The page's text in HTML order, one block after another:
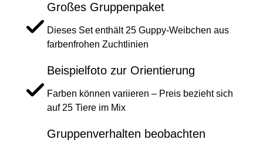
Großes Gruppenpaket
Dieses Set enthält 25 Guppy-Weibchen aus
farbenfrohen Zuchtlinien
Beispielfoto zur Orientierung
Farben können variieren – Preis bezieht sich
auf 25 Tiere im Mix
Gruppenverhalten beobachten